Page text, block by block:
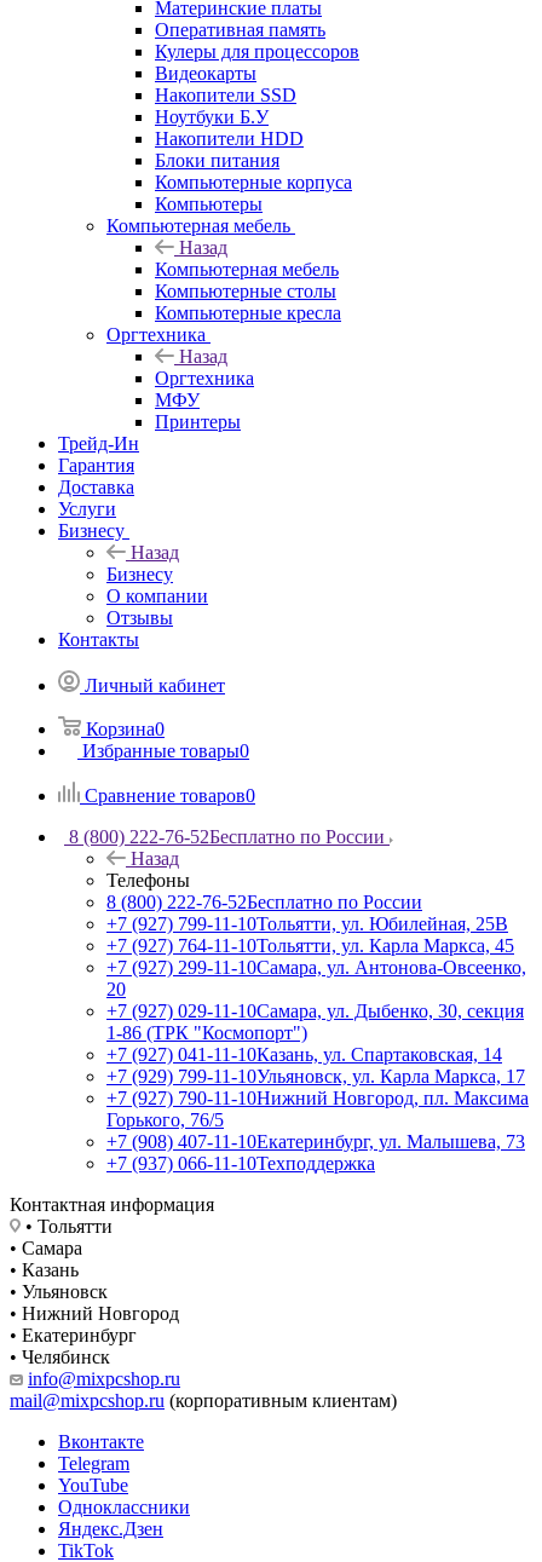
Материнские платы
Оперативная память
Кулеры для процессоров
Видеокарты
Накопители SSD
Ноутбуки Б.У
Накопители HDD
Блоки питания
Компьютерные корпуса
Компьютеры
Компьютерная мебель
Назад
Компьютерная мебель
Компьютерные столы
Компьютерные кресла
Оргтехника
Назад
Оргтехника
МФУ
Принтеры
Трейд-Ин
Гарантия
Доставка
Услуги
Бизнесу
Назад
Бизнесу
О компании
Отзывы
Контакты
Личный кабинет
Корзина0
Избранные товары0
Сравнение товаров0
8 (800) 222-76-52Бесплатно по России
Назад
Телефоны
8 (800) 222-76-52Бесплатно по России
+7 (927) 799-11-10Тольятти, ул. Юбилейная, 25В
+7 (927) 764-11-10Тольятти, ул. Карла Маркса, 45
+7 (927) 299-11-10Самара, ул. Антонова-Овсеенко,
20
+7 (927) 029-11-10Самара, ул. Дыбенко, 30, секция
1-86 (ТРК "Космопорт")
+7 (927) 041-11-10Казань, ул. Спартаковская, 14
+7 (929) 799-11-10Ульяновск, ул. Карла Маркса, 17
+7 (927) 790-11-10Нижний Новгород, пл. Максима
Горького, 76/5
+7 (908) 407-11-10Екатеринбург, ул. Малышева, 73
+7 (937) 066-11-10Техподдержка
Контактная информация
• Тольятти
• Самара
• Казань
• Ульяновск
• Нижний Новгород
• Екатеринбург
• Челябинск
info@mixpcshop.ru
mail@mixpcshop.ru (корпоративным клиентам)
Вконтакте
Telegram
YouTube
Одноклассники
Яндекс.Дзен
TikTok